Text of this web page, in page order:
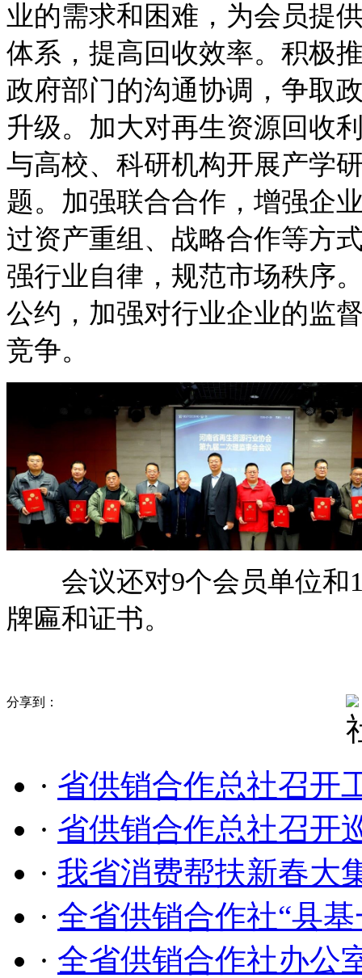
业的需求和困难，为会员提
体系，提高回收效率。积极
政府部门的沟通协调，争取
升级。加大对再生资源回收
与高校、科研机构开展产学
题。加强联合合作，增强企
过资产重组、战略合作等方
强行业自律，规范市场秩序
公约，加强对行业企业的监
竞争。
会议还对9个会员单位和
牌匾和证书。
分享到：
· 省供销合作总社召开
· 省供销合作总社召开
· 我省消费帮扶新春大
· 全省供销合作社“县
· 全省供销合作社办公